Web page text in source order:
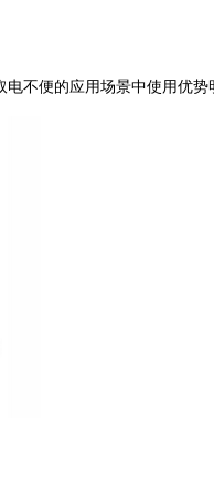
不便的应用场景中使用优势